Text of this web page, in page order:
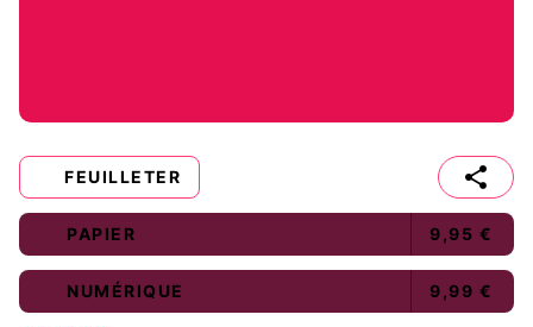
FEUILLETER
PAPIER 9,95 €
NUMÉRIQUE 9,99 €